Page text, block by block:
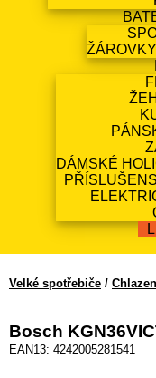
DÁMSKÉ
Velké spotřebiče /
Bosch
EAN13: 4242005281541